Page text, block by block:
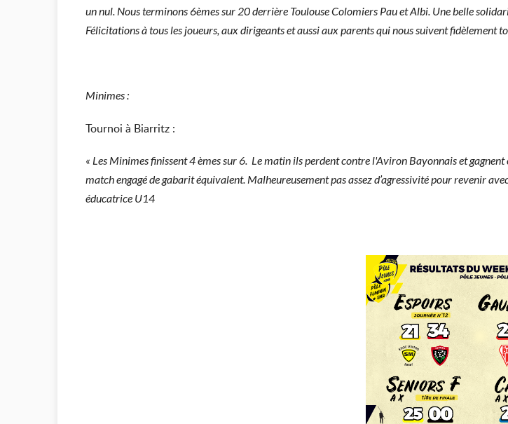
un nul. Nous terminons 6èmes sur 20 derrière Toulouse Colomiers Pau et Albi. Une belle
Félicitations à tous les joueurs, aux dirigeants et aussi aux parents qui nous suivent fidèlement
Minimes :
Tournoi à Biarritz :
« Les Minimes finissent 4 èmes sur 6. Le matin ils perdent contre l'Aviron Bayonnais et
match engagé de gabarit équivalent. Malheureusement pas assez d’agressivité pour revenir
éducatrice U14